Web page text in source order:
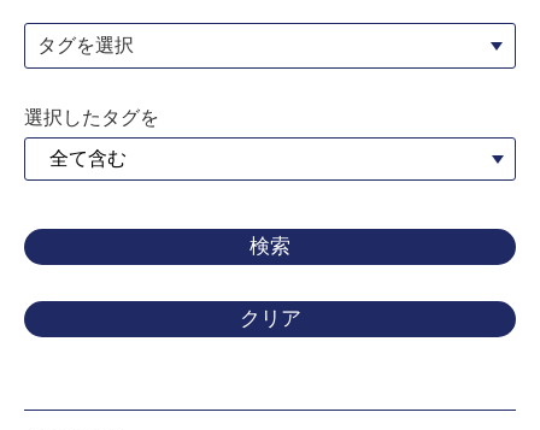
タグを選択
選択したタグを
クリア